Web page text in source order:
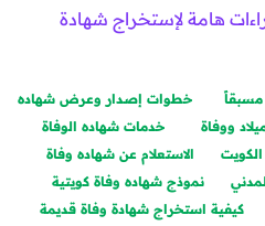
هامة لإستخراج شهادة
مسبقاً
خطوات إصدار وعرض شهاده
ووفاة
خدمات شهاده الوفاة
الاستعلام عن شهاده وفاة
نموذج شهاده وفاة كويتية
كيفية استخراج شهادة وفاة قديمة